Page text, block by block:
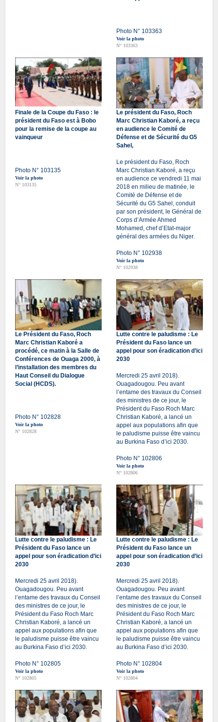
Photo N° 103363
Voir la photo
N° 103363
Finale de la Coupe du Faso : le
président du Faso est à Bobo
pour la remise de la coupe au
vainqueur
Photo N° 103135
Voir la photo
N° 103135
Le président du Faso, Roch
Marc Christian Kaboré, a reçu
en audience le Comité de
Défense et de Sécurité du G5
Sahel,
Le président du Faso, Roch
Marc Christian Kaboré, a reçu
en audience ce vendredi 11 mai
2018 en milieu de matinée, le
Comité de Défense et de
Sécurité du G5 Sahel, conduit
par son président, le Général de
Corps d’Armée Ahmed
Mohamed, chef d’Etat-major
général des armées du Niger.
Photo N° 102938
Voir la photo
N° 102938
Le Président du Faso, Roch
Marc Christian Kaboré a
procédé, ce matin à la Salle de
Conférences de Ouaga 2000, à
l’installation des membres du
Haut Conseil du Dialogue
Social (HCDS).
Photo N° 102828
Voir la photo
N° 102828
Lutte contre le paludisme : Le
Président du Faso lance un
appel pour son éradication d’ici
2030
Mercredi 25 avril 2018).
Ouagadougou. Peu avant
l’entame des travaux du Conseil
des ministres de ce jour, le
Président du Faso Roch Marc
Christian Kaboré, a lancé un
appel aux populations afin que
le paludisme puisse être vaincu
au Burkina Faso d’ici 2030.
Photo N° 102806
Voir la photo
N° 102806
Lutte contre le paludisme : Le
Président du Faso lance un
appel pour son éradication d’ici
2030
Mercredi 25 avril 2018).
Ouagadougou. Peu avant
l’entame des travaux du Conseil
des ministres de ce jour, le
Président du Faso Roch Marc
Christian Kaboré, a lancé un
appel aux populations afin que
le paludisme puisse être vaincu
au Burkina Faso d’ici 2030.
Photo N° 102805
Voir la photo
N° 102805
Lutte contre le paludisme : Le
Président du Faso lance un
appel pour son éradication d’ici
2030
Mercredi 25 avril 2018).
Ouagadougou. Peu avant
l’entame des travaux du Conseil
des ministres de ce jour, le
Président du Faso Roch Marc
Christian Kaboré, a lancé un
appel aux populations afin que
le paludisme puisse être vaincu
au Burkina Faso d’ici 2030.
Photo N° 102804
Voir la photo
N° 102804